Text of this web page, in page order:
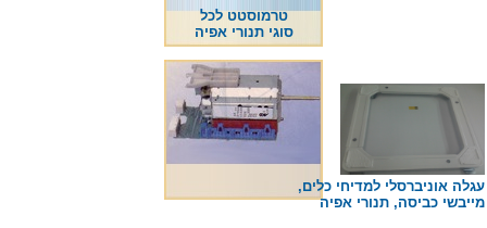
טרמוסטט לכל
סוגי תנורי אפיה
אוניברסלי למדיחי כלים,
כביסה, תנורי אפיה